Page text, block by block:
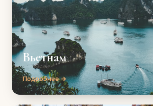
Вьетнам
Подробнее →